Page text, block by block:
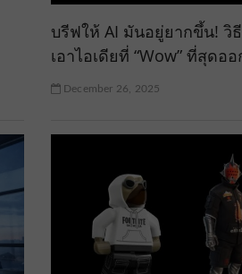
บรีฟให้ AI มันอยู่ยากขึ้น! วิ
เอาไอเดียที่ “Wow” ที่สุดอ
December 26, 2025